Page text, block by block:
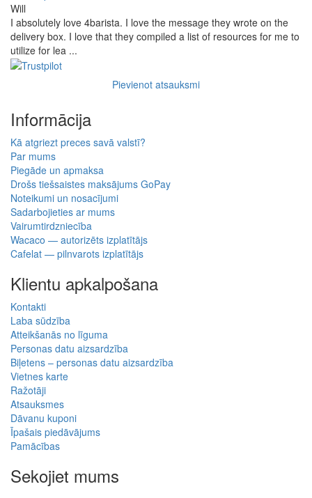
Will
I absolutely love 4barista. I love the message they wrote on the
delivery box. I love that they compiled a list of resources for me to
utilize for lea ...
Pievienot atsauksmi
Informācija
Kā atgriezt preces savā valstī?
Par mums
Piegāde un apmaksa
Drošs tiešsaistes maksājums GoPay
Noteikumi un nosacījumi
Sadarbojieties ar mums
Vairumtirdzniecība
Wacaco — autorizēts izplatītājs
Cafelat — pilnvarots izplatītājs
Klientu apkalpošana
Kontakti
Laba sūdzība
Atteikšanās no līguma
Personas datu aizsardzība
Biļetens – personas datu aizsardzība
Vietnes karte
Ražotāji
Atsauksmes
Dāvanu kuponi
Īpašais piedāvājums
Pamācības
Sekojiet mums